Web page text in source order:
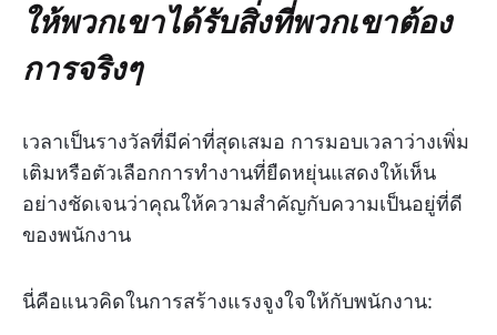
ให้พวกเขาได้รับสิ่งที่พวกเขาต้อง
การจริงๆ
เวลาเป็นรางวัลที่มีค่าที่สุดเสมอ การมอบเวลาว่างเพิ่ม
เติมหรือตัวเลือกการทำงานที่ยืดหยุ่นแสดงให้เห็น
อย่างชัดเจนว่าคุณให้ความสำคัญกับความเป็นอยู่ที่ดี
ของพนักงาน
นี่คือแนวคิดในการสร้างแรงจูงใจให้กับพนักงาน: